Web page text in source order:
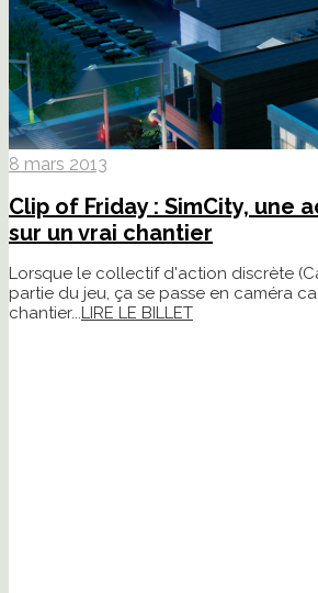
8 mars 2013
Clip of Friday : SimCity, une
sur un vrai chantier
Lorsque le collectif d'action discrète
partie du jeu, ça se passe en caméra
chantier...LIRE LE BILLET